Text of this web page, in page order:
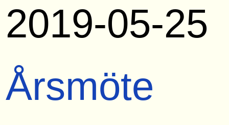
2019-05-25
Årsmöte